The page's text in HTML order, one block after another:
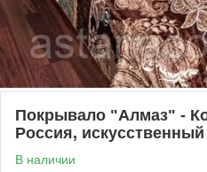
Покрывало "Алмаз" -
Россия,
В наличии